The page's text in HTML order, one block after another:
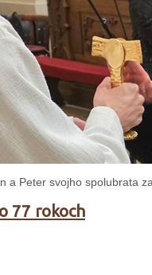
a Peter svojho spolubrata
77 rokoch